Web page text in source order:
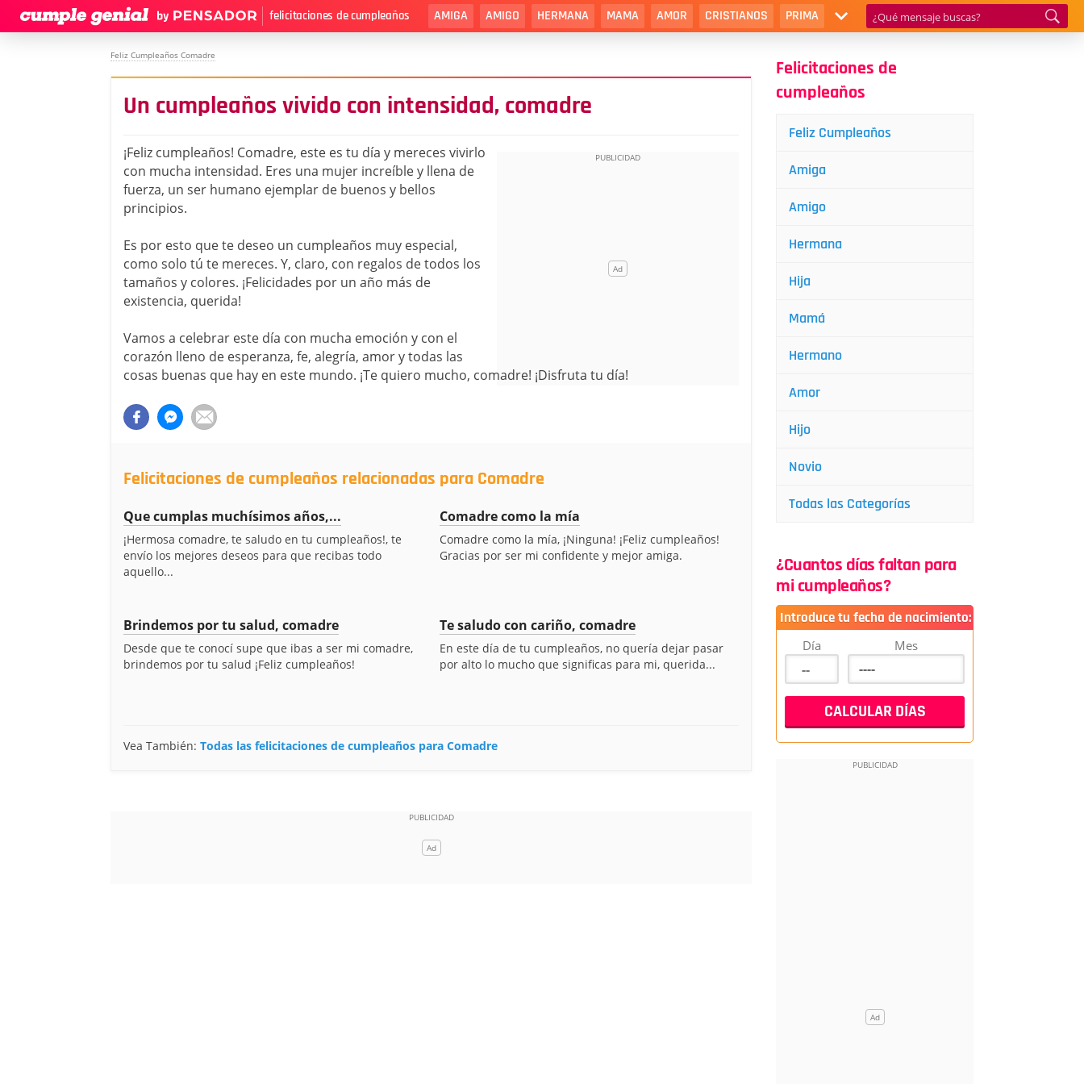
felicitaciones de cumpleaños AMIGA AMIGO HERMANA MAMA AMOR CRISTIANOS PRIMA
Feliz Cumpleaños Comadre
Un cumpleaños vivido con intensidad, comadre
¡Feliz cumpleaños! Comadre, este es tu día y mereces vivirlo
con mucha intensidad. Eres una mujer increíble y llena de
fuerza, un ser humano ejemplar de buenos y bellos
principios.
Es por esto que te deseo un cumpleaños muy especial,
como solo tú te mereces. Y, claro, con regalos de todos los
tamaños y colores. ¡Felicidades por un año más de
existencia, querida!
Vamos a celebrar este día con mucha emoción y con el
corazón lleno de esperanza, fe, alegría, amor y todas las
cosas buenas que hay en este mundo. ¡Te quiero mucho, comadre! ¡Disfruta tu día!
Felicitaciones de cumpleaños relacionadas para Comadre
Que cumplas muchísimos años,...
¡Hermosa comadre, te saludo en tu cumpleaños!, te
envío los mejores deseos para que recibas todo
aquello...
Comadre como la mía
Comadre como la mía, ¡Ninguna! ¡Feliz cumpleaños!
Gracias por ser mi confidente y mejor amiga.
Brindemos por tu salud, comadre
Desde que te conocí supe que ibas a ser mi comadre,
brindemos por tu salud ¡Feliz cumpleaños!
Te saludo con cariño, comadre
En este día de tu cumpleaños, no quería dejar pasar
por alto lo mucho que significas para mi, querida...
Vea También: Todas las felicitaciones de cumpleaños para Comadre
Felicitaciones de
cumpleaños
Feliz Cumpleaños
Amiga
Amigo
Hermana
Hija
Mamá
Hermano
Amor
Hijo
Novio
Todas las Categorías
¿Cuantos días faltan para
mi cumpleaños?
Introduce tu fecha de nacimiento:
Día Mes